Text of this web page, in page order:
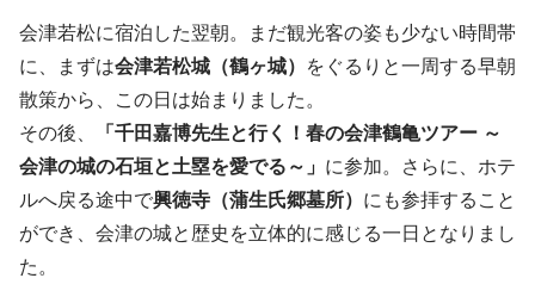
会津若松に宿泊した翌朝。まだ観光客の姿も少ない時間帯
に、まずは会津若松城（鶴ヶ城）
をぐるりと一周する早朝
散策から、この日は始まりました。
その後、
「千田嘉博先生と行く！春の会津鶴亀ツアー ～
会津の城の石垣と土塁を愛でる～」 に参加。さらに、ホテ
ルへ戻る途中で興徳寺（蒲生氏郷墓所） にも参拝すること
ができ、会津の城と歴史を立体的に感じる一日となりまし
た。